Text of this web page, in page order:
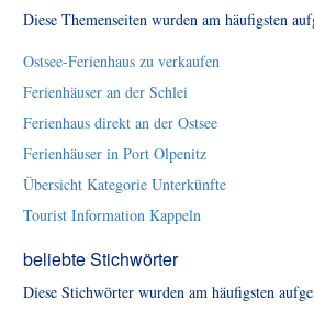
Diese Themenseiten wurden am häufigsten
Ostsee-Ferienhaus zu verkaufen
Ferienhäuser an der Schlei
Ferienhaus direkt an der Ostsee
Ferienhäuser in Port Olpenitz
Übersicht Kategorie Unterkünfte
Tourist Information Kappeln
beliebte Stichwörter
Diese Stichwörter wurden am häufigsten